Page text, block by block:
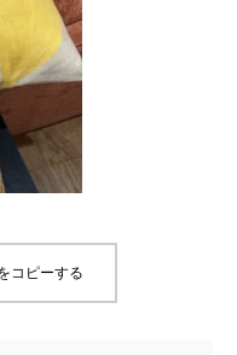
コピーする